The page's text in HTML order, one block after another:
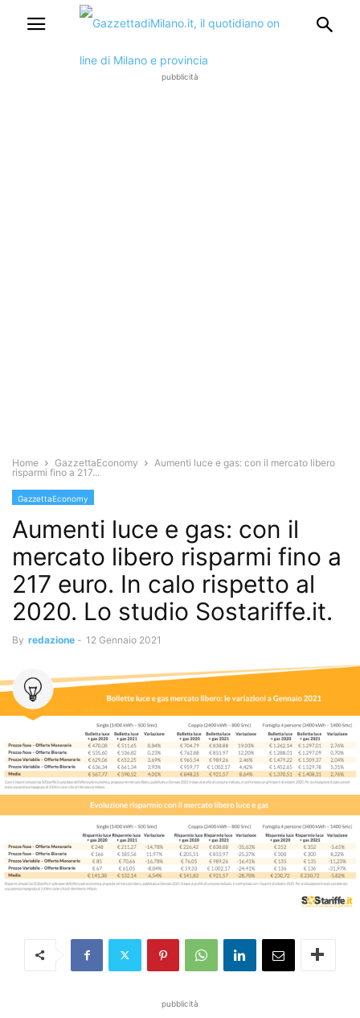
pubblicità
Home GazzettaEconomy
Aumenti luce e gas: con il mercato libero
risparmi fino a 217...
GazzettaEconomy
Aumenti luce e gas: con il
mercato libero risparmi fino a
217 euro. In calo rispetto al
2020. Lo studio Sostariffe.it.
By redazione - 12 Gennaio 2021
pubblicità